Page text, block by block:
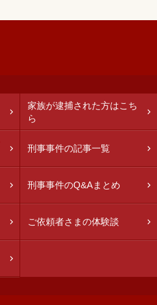
家族が逮捕された方はこち
ら
刑事事件の記事一覧
刑事事件のQ&Aまとめ
ご依頼者さまの体験談